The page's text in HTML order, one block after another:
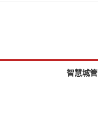
智慧城管